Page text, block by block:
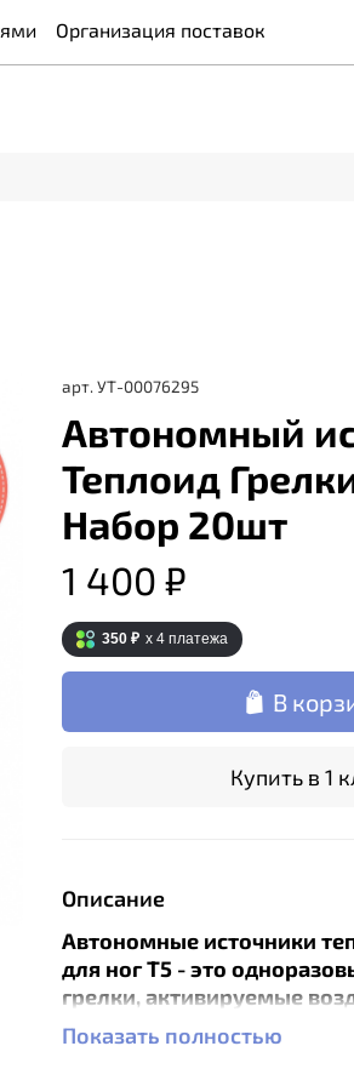
Организация поставок
арт. УТ-00076295
Автономный
Теплоид
Набор 20шт
1 400 ₽
350 ₽ x 4 платежа
В
Купить в 1
Описание
Автономные источники
для ног Т5 - это
грелки, активируемые
специально для
где ограничен доступ
Показать полностью